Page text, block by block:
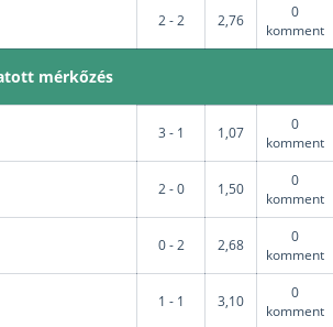
2 - 2 2,76
0
komment
mérkőzés
3 - 1 1,07
0
komment
2 - 0 1,50
0
komment
0 - 2 2,68
0
komment
1 - 1 3,10
0
komment